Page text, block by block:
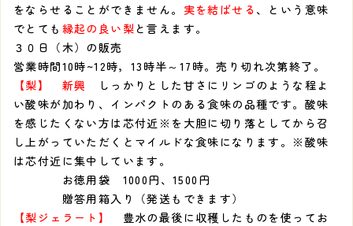
をならせることができません。 実を結ばせる 、という意味
でとても 縁起の良い梨 と言えます。
３０日（木）の販売
営業時間10時~12時，13時半～17時。売り切れ次第終了。
【梨】 新興
しっかりとした甘さにリンゴのような程よ
い酸味が加わり、インパクトのある食味の品種です。酸味
を感じたくない方は芯付近※を大胆に切り落としてから召
し上がっていただくとマイルドな食味になります。※酸味
は芯付近に集中しています。
お徳用袋 1000円、1500円
贈答用箱入り（発送もできます）
【梨ジェラート】 豊水の最後に収穫したものを使ってお